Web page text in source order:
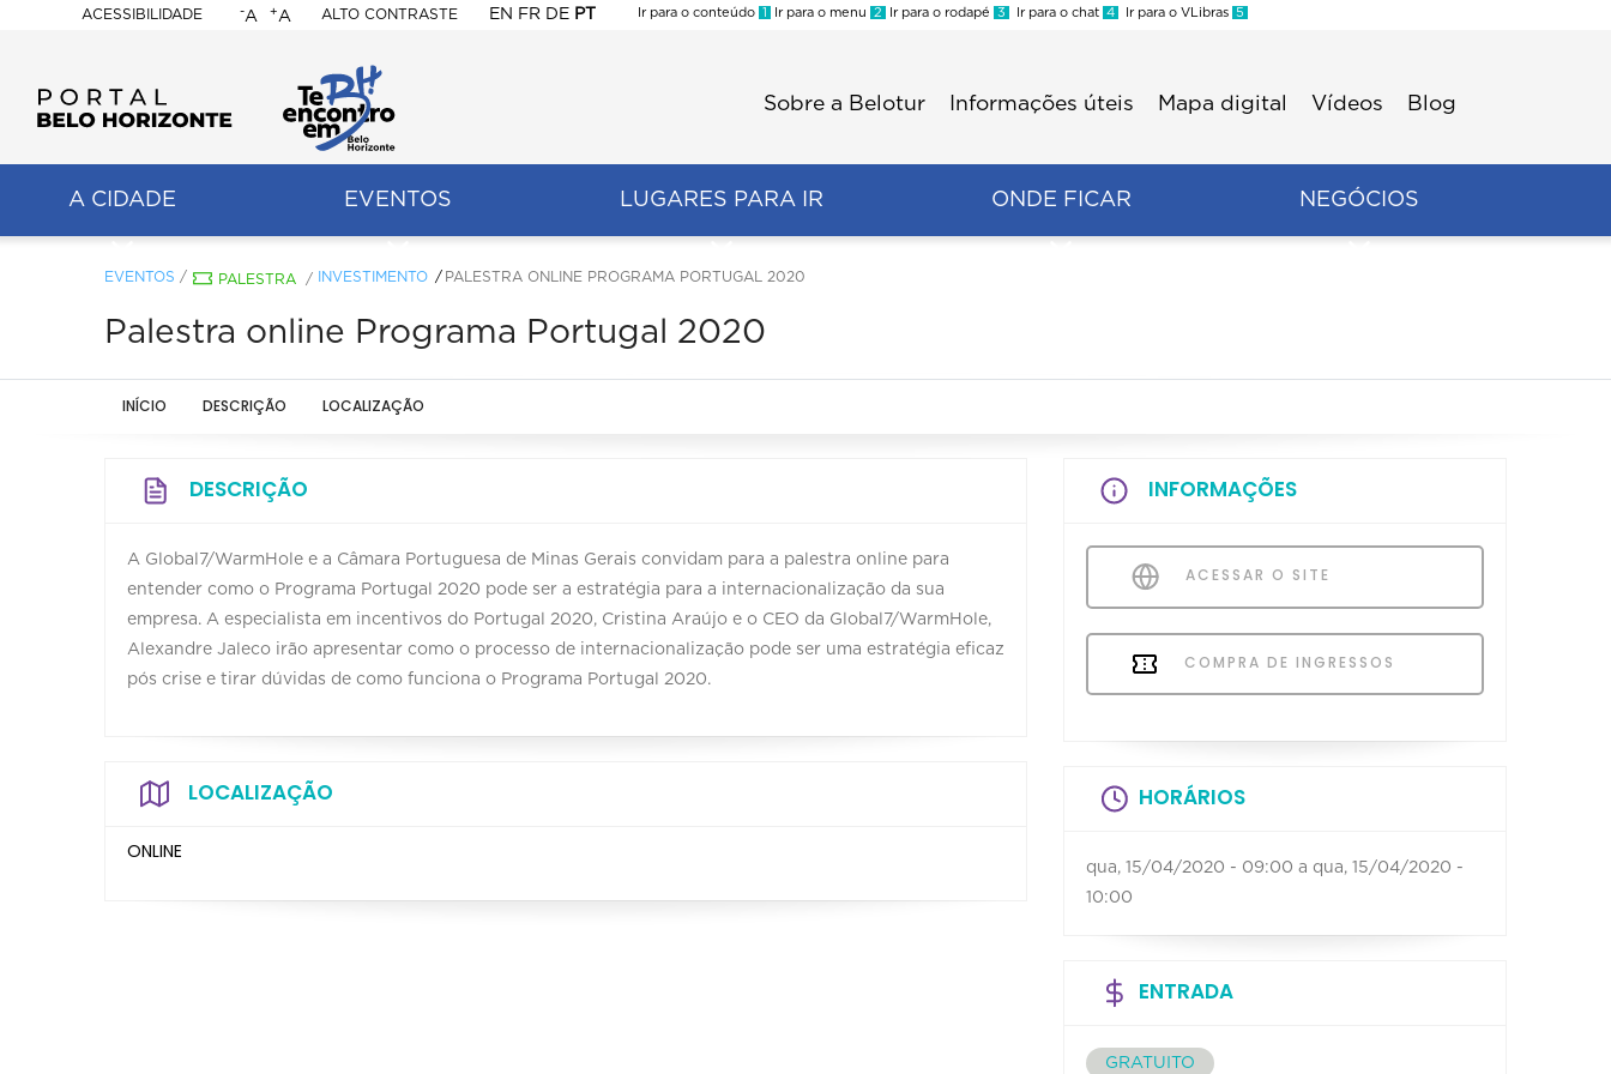
ACESSIBILIDADE
BELO
HORIZONTE
-A +A ALTO CONTRASTE EN FR DE PT
Ir para o conteúdo 1 Ir para o menu 2 Ir para o rodapé 3 Ir para o chat 4 Ir para o VLibras 5
Sobre a Belotur Informações úteis Mapa digital Vídeos Blog
A CIDADE EVENTOS LUGARES PARA IR ONDE FICAR NEGÓCIOS
EVENTOS / PALESTRA / INVESTIMENTO PALESTRA ONLINE PROGRAMA PORTUGAL 2020
Palestra online Programa Portugal 2020
INÍCIO DESCRIÇÃO LOCALIZAÇÃO
DESCRIÇÃO
A Global7/WarmHole e a Câmara Portuguesa de Minas Gerais convidam para a palestra online para
entender como o Programa Portugal 2020 pode ser a estratégia para a internacionalização da sua
empresa. A especialista em incentivos do Portugal 2020, Cristina Araújo e o CEO da Global7/WarmHole,
Alexandre Jaleco irão apresentar como o processo de internacionalização pode ser uma estratégia eficaz
pós crise e tirar dúvidas de como funciona o Programa Portugal 2020.
LOCALIZAÇÃO
ONLINE
INFORMAÇÕES
ACESSAR O SITE
COMPRA DE INGRESSOS
HORÁRIOS
qua, 15/04/2020 - 09:00 a qua, 15/04/2020 -
10:00
ENTRADA
GRATUITO